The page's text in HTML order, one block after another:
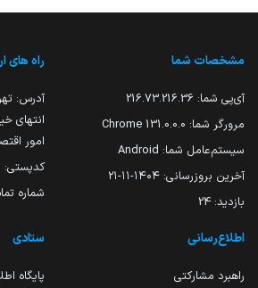
مشخصات شما
آی‌پی شما: 216.73.216.36
مرورگر شما: 131.0.0.0 Chrome
سیستم‌عامل شما: Android
آخرین بروزرسانی: ۱۴۰۴-۱۱-۲۱
بازدید: 24
راه های
آدرس:
انتهای
امور
کدپستی: ۱۱۱۴۹۴۳۶۶۱
شماره تماس :
اطلاع‌رسانی
راهبرد مشارکتی
ستادی
پایگاه